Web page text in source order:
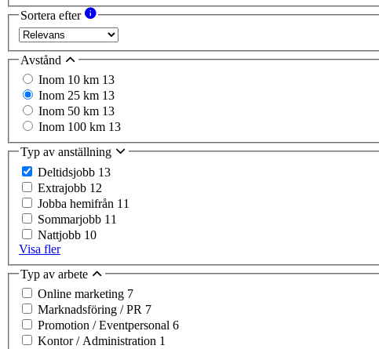
Sortera efter
Avstånd
Inom 10 km 13
Inom 25 km 13
Inom 50 km 13
Inom 100 km 13
Typ av anställning
Deltidsjobb 13
Extrajobb 12
Jobba hemifrån 11
Sommarjobb 11
Nattjobb 10
Visa fler
Typ av arbete
Online marketing 7
Marknadsföring / PR 7
Promotion / Eventpersonal 6
Kontor / Administration 1